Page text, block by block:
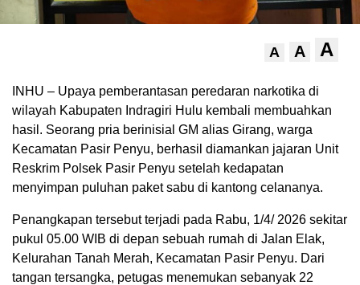
A A A
INHU – Upaya pemberantasan peredaran narkotika di
wilayah Kabupaten Indragiri Hulu kembali membuahkan
hasil. Seorang pria berinisial GM alias Girang, warga
Kecamatan Pasir Penyu, berhasil diamankan jajaran Unit
Reskrim Polsek Pasir Penyu setelah kedapatan
menyimpan puluhan paket sabu di kantong celananya.
Penangkapan tersebut terjadi pada Rabu, 1/4/ 2026 sekitar
pukul 05.00 WIB di depan sebuah rumah di Jalan Elak,
Kelurahan Tanah Merah, Kecamatan Pasir Penyu. Dari
tangan tersangka, petugas menemukan sebanyak 22